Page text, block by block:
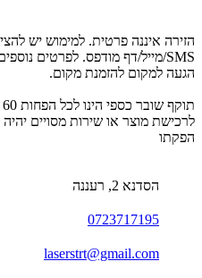
הגעה למקום להזמנת מקום.
הפקתו
הסדנא 2, רעננה
0723717195
laserstrt@gmail.com